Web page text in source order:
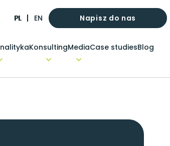
PL EN Napisz do nas
KonsultingMediaCase studiesBlog